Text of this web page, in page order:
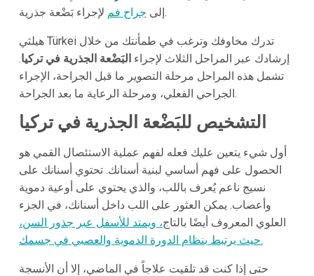
إلى جراح فم لإجراء بَضْعة جذرية.
هيلثي Türkei تدرك مخاوفك وترغب في طمأنتك من خلال
إرشادك عبر المراحل الثلاث لإجراء البَضْعة الجذرية في تركيا.
تشمل هذه المراحل مرحلة التصوير ما قبل الجراحة، الإجراء
الجراحي الفعلي، ومرحلة الرعاية ما بعد الجراحة.
التشخيص للبَضْعة الجذرية في تركيا
أول شيء يتعين عليك فعله لفهم عملية الاستئصال القمي هو
الحصول على فهم أساسي لبنية أسنانك. تحتوي أسنانك على
نسيج ناعم يُعرف باللب، والذي يحتوي على أوعية دموية
وأعصاب. يمكن العثور على اللب داخل أسنانك، في الجزء
العلوي المعروف أيضًا بالتاج، ويمتد للأسفل عبر جذور السن،
حيث يرتبط بنظام الدورة الدموية والعصبي في جسمك.
حتى إذا كنت قد تلقيت علاجاً في الماضي، إلا أن الأنسجة